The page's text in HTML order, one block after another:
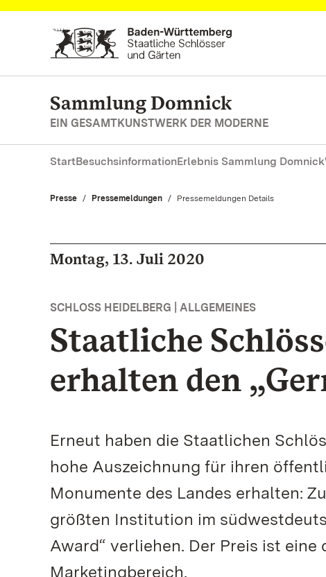
Zum Hauptinhalt springen
Sammlung Domnick
EIN GESAMTKUNSTWERK DER MODERNE
StartBesuchsinformationErlebnis Sammlung Domnick
Presse Pressemeldungen Aktuell:
Pressemeldungen Details
Montag, 13. Juli 2020
SCHLOSS HEIDELBERG | ALLGEMEINES
Staatliche
erhalten den
Erneut haben die Staatlichen
hohe Auszeichnung für ihren
Monumente des Landes erhalten:
größten Institution im
Award“ verliehen. Der Preis ist
Marketingbereich.